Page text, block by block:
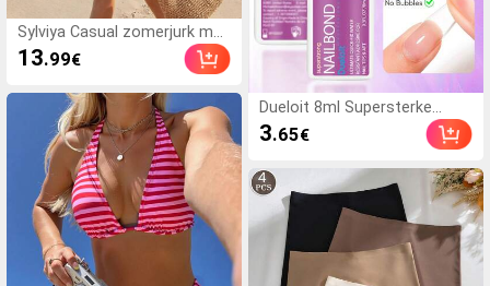
Sylviya Casual zomerjurk met
bloemenprint voor dames
13.99€
Dueloit 8ml Supersterke
nagellijm met kwast, geschikt
voor acryl nagels, nageltips
kan gebroken nagels
repareren, acryl
nagellijm/nagellijm/nagelgel,
duurzaam
3.65€